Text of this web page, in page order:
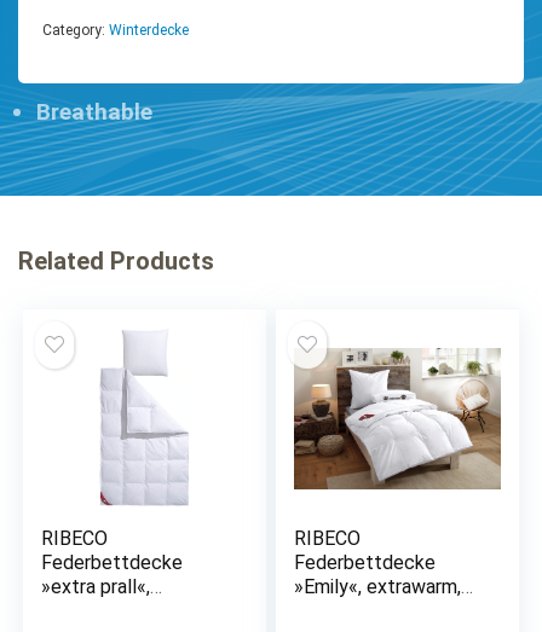
Category: Winterdecke
Breathable
Related Products
RIBECO
Federbettdecke
»extra prall«,
RIBECO
Federbettdecke
»Emily«, extrawarm,